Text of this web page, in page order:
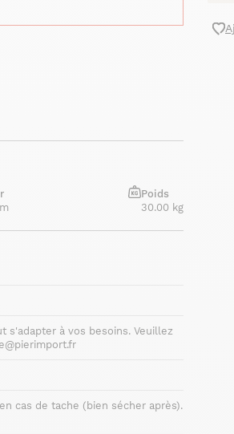
Poids
30.00 kg
s'adapter à vos besoins. Veuillez
cas de tache (bien sécher après).